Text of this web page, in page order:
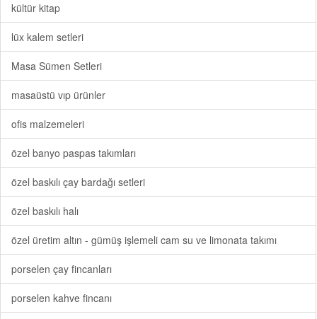
kültür kitap
lüx kalem setleri
Masa Sümen Setleri
masaüstü vıp ürünler
ofis malzemeleri
özel banyo paspas takımları
özel baskılı çay bardağı setleri
özel baskılı halı
özel üretim altın - gümüş işlemeli cam su ve limonata takımı
porselen çay fincanları
porselen kahve fincanı